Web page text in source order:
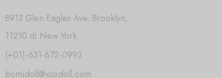
8913 Glen Eagles Ave. Brooklyn,
11210 di New York
(+01)-631-672-0993
bomidoll@xoxdoll.com